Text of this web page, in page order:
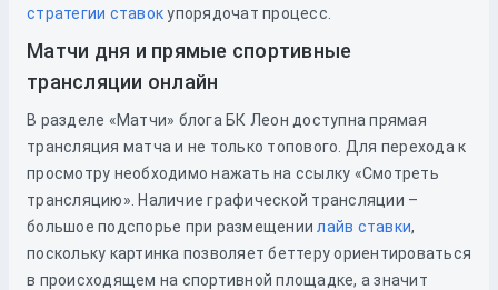
стратегии ставокупорядочат процесс.
Матчи дня и прямые спортивные
трансляции онлайн
В разделе «Матчи» блога БК Леон доступна прямая
трансляция матча и не только топового. Для перехода к
просмотру необходимо нажать на ссылку «Смотреть
трансляцию». Наличие графической трансляции –
большое подспорье при размещениилайв ставки,
поскольку картинка позволяет беттеру ориентироваться
в происходящем на спортивной площадке, а значит